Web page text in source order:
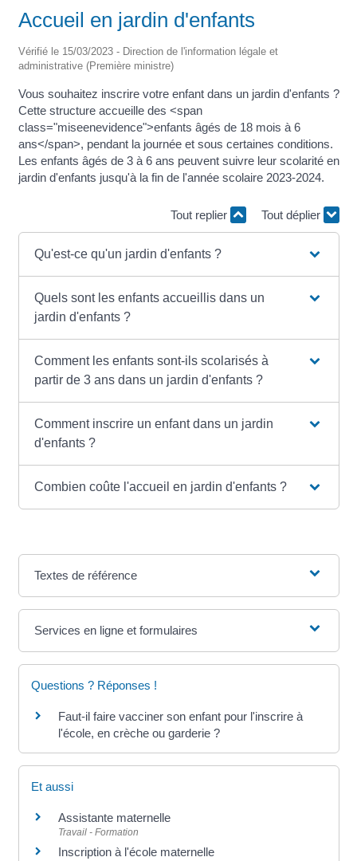
Accueil en jardin d'enfants
Vérifié le 15/03/2023 - Direction de l'information légale et
administrative (Première ministre)
Vous souhaitez inscrire votre enfant dans un jardin d'enfants ?
Cette structure accueille des <span
class="miseenevidence">enfants âgés de 18 mois à 6
ans</span>, pendant la journée et sous certaines conditions.
Les enfants âgés de 3 à 6 ans peuvent suivre leur scolarité en
jardin d'enfants jusqu'à la fin de l'année scolaire 2023-2024.
Tout replier Tout déplier
Qu'est-ce qu'un jardin d'enfants ?
Quels sont les enfants accueillis dans un
jardin d'enfants ?
Comment les enfants sont-ils scolarisés à
partir de 3 ans dans un jardin d'enfants ?
Comment inscrire un enfant dans un jardin
d'enfants ?
Combien coûte l'accueil en jardin d'enfants ?
Textes de référence
Services en ligne et formulaires
Questions ? Réponses !
Faut-il faire vacciner son enfant pour l'inscrire à
l'école, en crèche ou garderie ?
Et aussi
Assistante maternelle
Travail - Formation
Inscription à l'école maternelle